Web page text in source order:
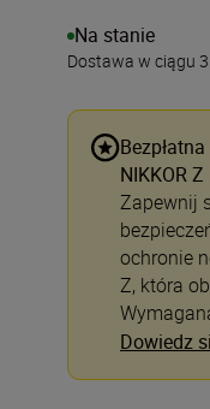
Na stanie
Dostawa w ciągu
NIKKOR Z
Zapewnij
ochronie
Z, która
Dowiedz